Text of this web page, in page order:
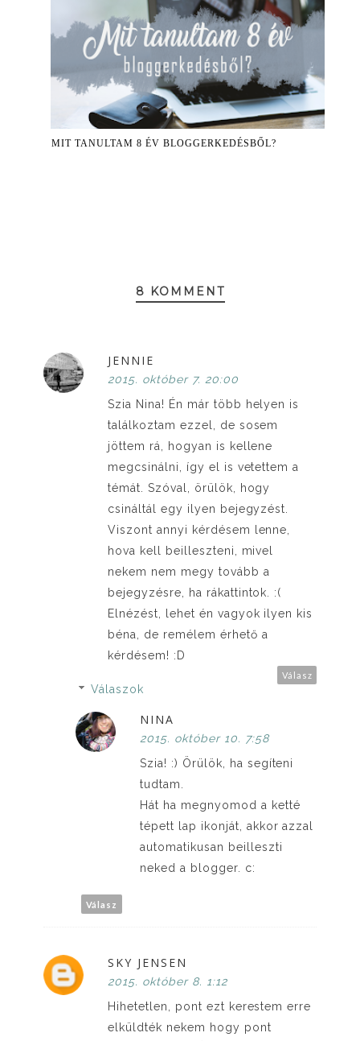
MIT TANULTAM 8 ÉV BLOGGERKEDÉSBŐL?
8 KOMMENT
JENNIE
2015. október 7. 20:00
Szia Nina! Én már több helyen is
találkoztam ezzel, de sosem
jöttem rá, hogyan is kellene
megcsinálni, így el is vetettem a
témát. Szóval, örülök, hogy
csináltál egy ilyen bejegyzést.
Viszont annyi kérdésem lenne,
hova kell beilleszteni, mivel
nekem nem megy tovább a
bejegyzésre, ha rákattintok. :(
Elnézést, lehet én vagyok ilyen kis
béna, de remélem érhető a
kérdésem! :D
Válasz
Válaszok
NINA
2015. október 10. 7:58
Szia! :) Örülök, ha segíteni
tudtam.
Hát ha megnyomod a ketté
tépett lap ikonját, akkor azzal
automatikusan beilleszti
neked a blogger. c:
Válasz
SKY JENSEN
2015. október 8. 1:12
Hihetetlen, pont ezt kerestem erre
elküldték nekem hogy pont